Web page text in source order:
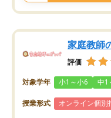
家庭教師
評価
対象学年 小1～小6 中1
授業形式 オンライン個別